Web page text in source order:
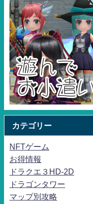
カテゴリー
NFTゲーム
お得情報
ドラクエ３HD-2D
ドラゴンタワー
マップ別攻略